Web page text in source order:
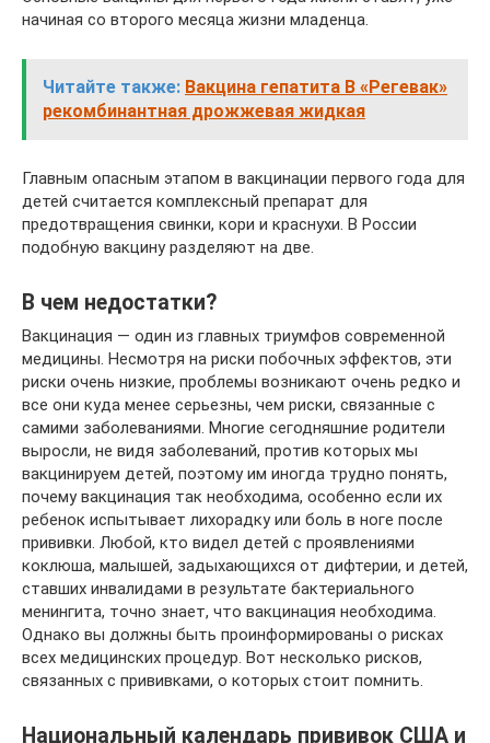
начиная со второго месяца жизни младенца.
Читайте также: Вакцина гепатита В «Регевак»
рекомбинантная дрожжевая жидкая
Главным опасным этапом в вакцинации первого года для
детей считается комплексный препарат для
предотвращения свинки, кори и краснухи. В России
подобную вакцину разделяют на две.
В чем недостатки?
Вакцинация — один из главных триумфов современной
медицины. Несмотря на риски побочных эффектов, эти
риски очень низкие, проблемы возникают очень редко и
все они куда менее серьезны, чем риски, связанные с
самими заболеваниями. Многие сегодняшние родители
выросли, не видя заболеваний, против которых мы
вакцинируем детей, поэтому им иногда трудно понять,
почему вакцинация так необходима, особенно если их
ребенок испытывает лихорадку или боль в ноге после
прививки. Любой, кто видел детей с проявлениями
коклюша, малышей, задыхающихся от дифтерии, и детей,
ставших инвалидами в результате бактериального
менингита, точно знает, что вакцинация необходима.
Однако вы должны быть проинформированы о рисках
всех медицинских процедур. Вот несколько рисков,
связанных с прививками, о которых стоит помнить.
Национальный календарь прививок США и